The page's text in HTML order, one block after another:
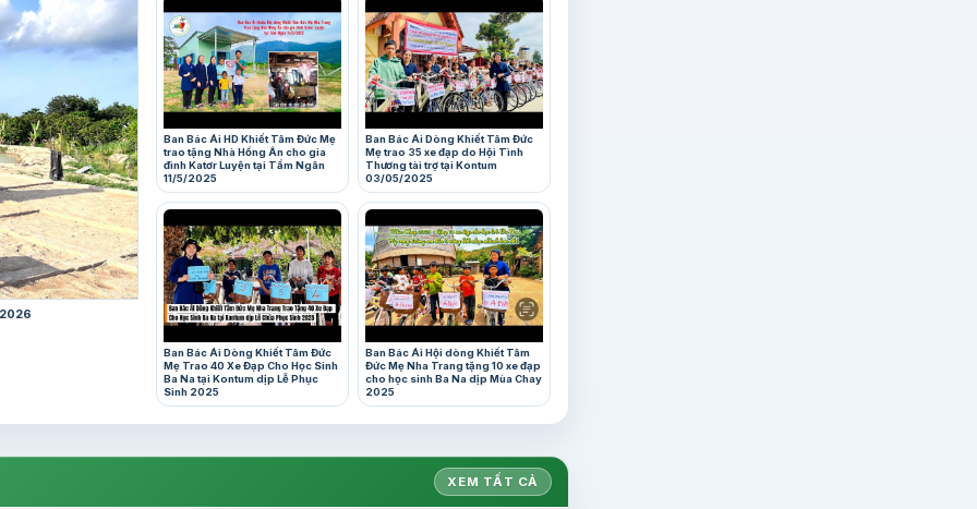
Ban Bác Ái HD Khiết Tâm Đức Mẹ
trao tặng Nhà Hồng Ân cho gia
đình Katơr Luyện tại Tầm Ngân
11/5/2025
Ban Bác Ái Dòng Khiết Tâm Đức
Mẹ trao 35 xe đạp do Hội Tình
Thương tài trợ tại Kontum
03/05/2025
Ban Bác Ái Dòng Khiết Tâm Đức
Mẹ Trao 40 Xe Đạp Cho Học Sinh
Ba Na tại Kontum dịp Lễ Phục
Sinh 2025
Ban Bác Ái Hội dòng Khiết Tâm
Đức Mẹ Nha Trang tặng 10 xe đạp
cho học sinh Ba Na dịp Mùa Chay
2025
XEM TẤT CẢ